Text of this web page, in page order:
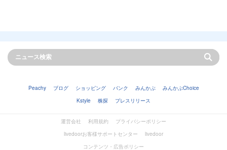
Peachy ブログ ショッピング バンク みんかぶ
みんかぶChoice
Kstyle
株探 プレスリリース
運営会社 利用規約
プライバシーポリシー
livedoorお客様サポートセンター
livedoor
コンテンツ・広告ポリシー